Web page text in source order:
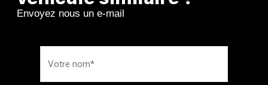
Envoyez nous un e-mail